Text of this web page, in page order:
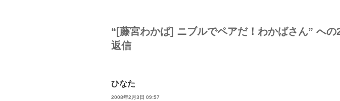
“[藤宮わかば] ニブルでペアだ！わかばさん” への
返信
ひなた
2008年2月3日 09:57